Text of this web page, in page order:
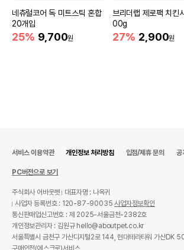
네츄럴코어 독 미트스틱 혼합
20개입
25% 9,700원
브리더랩 제로팩 치킨
00g
27% 2,900원
서비스 이용약관 개인정보 처리방침 입점/제휴 문의 공
PC버전으로 보기
주식회사 어바웃펫
대표자명 : 나옥귀
사업자 등록번호 : 120-87-90035사업자정보확인
통신판매업신고번호 : 제 2025-서울금천-2382호
개인정보관리자 : 김원규 hello@aboutpet.co.kr
서울특별시 금천구 가산디지털2로 144, 현대테라타워 가산DK
구매안전(에스크로)서비스